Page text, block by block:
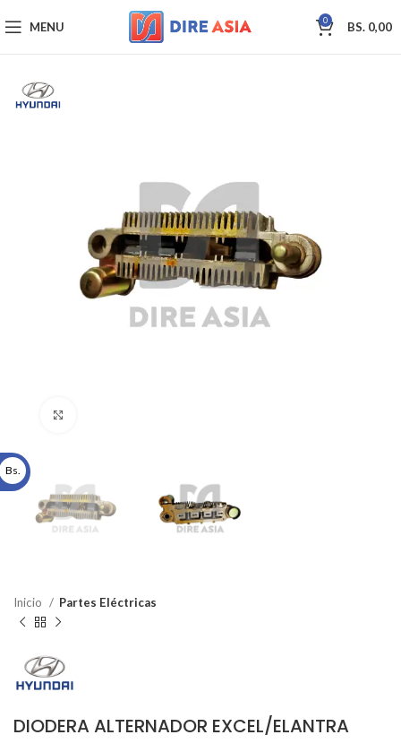
MENU 0 BS. 0,00
Inicio Partes Eléctricas
DIODERA ALTERNADOR EXCEL/ELANTRA
Bs.